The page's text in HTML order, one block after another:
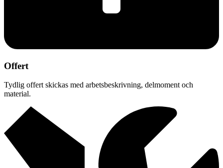
Offert
Tydlig offert skickas med arbetsbeskrivning, delmoment och
material.